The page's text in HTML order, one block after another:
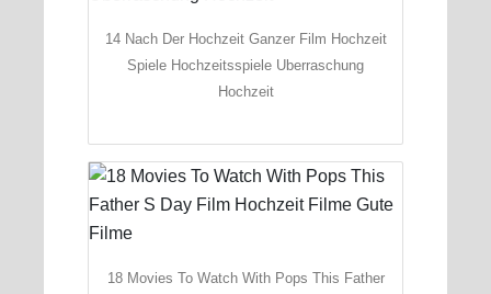
14 Nach Der Hochzeit Ganzer Film Hochzeit
Spiele Hochzeitsspiele Uberraschung
Hochzeit
18 Movies To Watch With Pops This Father